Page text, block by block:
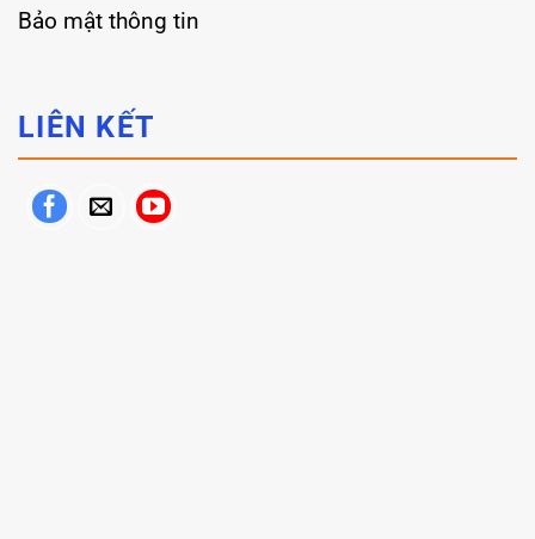
Bảo mật thông tin
LIÊN KẾT